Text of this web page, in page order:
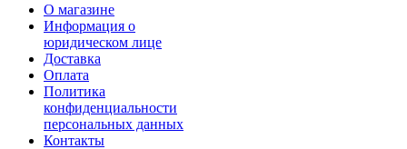
О магазине
Информация о
юридическом лице
Доставка
Оплата
Политика
конфиденциальности
персональных данных
Контакты